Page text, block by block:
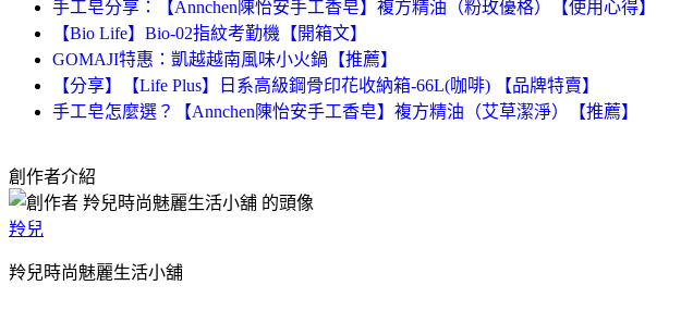
手工皂分享：【Annchen陳怡安手工香皂】複方精油（粉玫優格）【使用心得】
【Bio Life】Bio-02指紋考勤機【開箱文】
GOMAJI特惠：凱越越南風味小火鍋【推薦】
【分享】【Life Plus】日系高級鋼骨印花收納箱-66L(咖啡) 【品牌特賣】
手工皂怎麼選？【Annchen陳怡安手工香皂】複方精油（艾草潔淨）【推薦】
創作者介紹
羚兒
羚兒時尚魅麗生活小舖